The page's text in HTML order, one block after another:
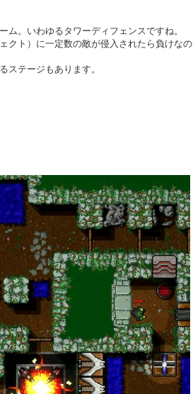
。いわゆるタワーディフェンスですね。
クト）に一定数の敵が侵入されたら負けなの
ステージもあります。